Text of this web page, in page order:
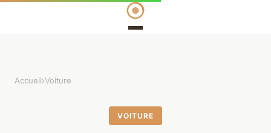
Accueil›Voiture
VOITURE